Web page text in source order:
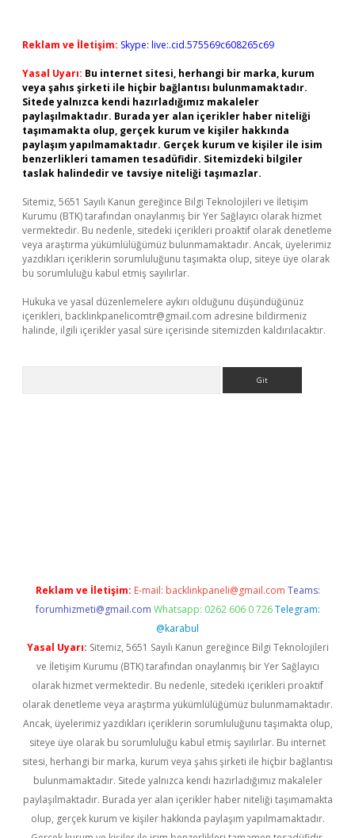
Reklam ve İletişim: Skype: live:.cid.575569c608265c69
Yasal Uyarı: Bu internet sitesi, herhangi bir marka, kurum
veya şahıs şirketi ile hiçbir bağlantısı bulunmamaktadır.
Sitede yalnızca kendi hazırladığımız makaleler
paylaşılmaktadır. Burada yer alan içerikler haber niteliği
taşımamakta olup, gerçek kurum ve kişiler hakkında
paylaşım yapılmamaktadır. Gerçek kurum ve kişiler ile isim
benzerlikleri tamamen tesadüfidir. Sitemizdeki bilgiler
taslak halindedir ve tavsiye niteliği taşımazlar.
Sitemiz, 5651 Sayılı Kanun gereğince Bilgi Teknolojileri ve İletişim
Kurumu (BTK) tarafından onaylanmış bir Yer Sağlayıcı olarak hizmet
vermektedir. Bu nedenle, sitedeki içerikleri proaktif olarak denetleme
veya araştırma yükümlülüğümüz bulunmamaktadır. Ancak, üyelerimiz
yazdıkları içeriklerin sorumluluğunu taşımakta olup, siteye üye olarak
bu sorumluluğu kabul etmiş sayılırlar.
Hukuka ve yasal düzenlemelere aykırı olduğunu düşündüğünüz
içerikleri, backlinkpanelicomtr@gmail.com adresine bildirmeniz
halinde, ilgili içerikler yasal süre içerisinde sitemizden kaldırılacaktır.
Reklam ve İletişim: E-mail: backlinkpaneli@gmail.com Teams:
forumhizmeti@gmail.com Whatsapp: 0262 606 0 726 Telegram:
@karabul
Yasal Uyarı: Sitemiz, 5651 Sayılı Kanun gereğince Bilgi Teknolojileri
ve İletişim Kurumu (BTK) tarafından onaylanmış bir Yer Sağlayıcı
olarak hizmet vermektedir. Bu nedenle, sitedeki içerikleri proaktif
olarak denetleme veya araştırma yükümlülüğümüz bulunmamaktadır.
Ancak, üyelerimiz yazdıkları içeriklerin sorumluluğunu taşımakta olup,
siteye üye olarak bu sorumluluğu kabul etmiş sayılırlar. Bu internet
sitesi, herhangi bir marka, kurum veya şahıs şirketi ile hiçbir bağlantısı
bulunmamaktadır. Sitede yalnızca kendi hazırladığımız makaleler
paylaşılmaktadır. Burada yer alan içerikler haber niteliği taşımamakta
olup, gerçek kurum ve kişiler hakkında paylaşım yapılmamaktadır.